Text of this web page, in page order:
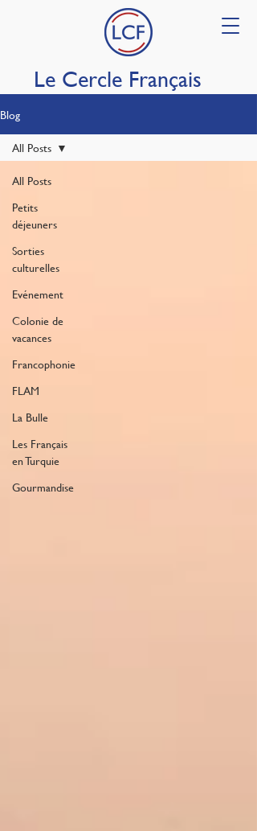
Le Cercle Français
Blog
All Posts
Petits
déjeuners
Sorties
culturelles
Evénement
Colonie de
vacances
Francophonie
FLAM
La Bulle
Les Français
en Turquie
Gourmandise
All Posts